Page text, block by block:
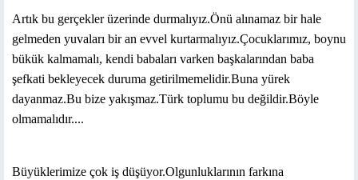
Artık bu gerçekler üzerinde durmalıyız.Önü alınamaz bir hale
gelmeden yuvaları bir an evvel kurtarmalıyız.Çocuklarımız, boynu
bükük kalmamalı, kendi babaları varken başkalarından baba
şefkati bekleyecek duruma getirilmemelidir.Buna yürek
dayanmaz.Bu bize yakışmaz.Türk toplumu bu değildir.Böyle
olmamalıdır....
Büyüklerimize çok iş düşüyor.Olgunluklarının farkına